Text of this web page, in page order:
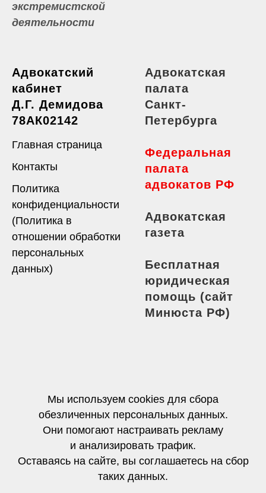
экстремистской
деятельности
Адвокатский
кабинет
Д.Г. Демидова
78АК02142
Главная страница
Контакты
Политика
конфиденциальности
(Политика в
отношении обработки
персональных
данных)
Адвокатская
палата
Санкт-
Петербурга
Федеральная
палата
адвокатов РФ
Адвокатская
газета
Бесплатная
юридическая
помощь (сайт
Минюста РФ)
Мы используем cookies для сбора
обезличенных персональных данных.
Они помогают настраивать рекламу
и анализировать трафик.
Оставаясь на сайте, вы соглашаетесь на сбор
таких данных.